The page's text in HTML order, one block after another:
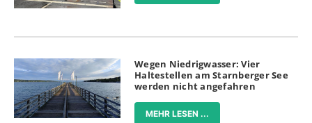
Wegen Niedrigwasser: Vier
Haltestellen am Starnberger See
werden nicht angefahren
MEHR LESEN ...